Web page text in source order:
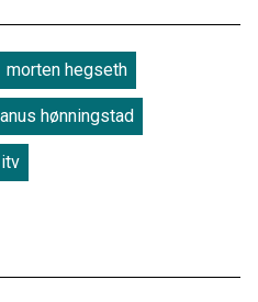
morten hegseth
hønningstad
itv